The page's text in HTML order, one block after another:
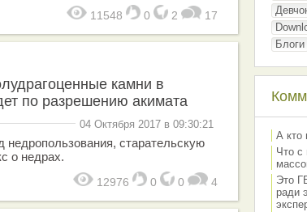
11548 0 2 17
камни в
по разрешению акимата
04 Октября 2017 в 09:30:21
старательскую
о недрах.
12976 0 0 4
Блоги
А кто
Что с
Это
ради